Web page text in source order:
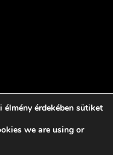
jog fenntartva.
érdekében sütiket
we are using or